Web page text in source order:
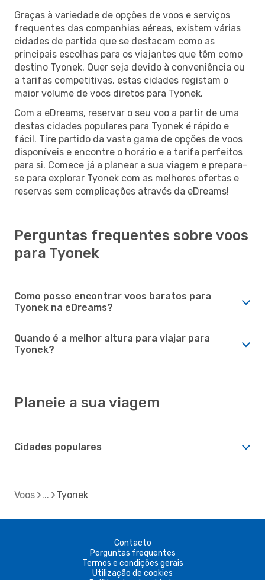
Graças à variedade de opções de voos e serviços
frequentes das companhias aéreas, existem várias
cidades de partida que se destacam como as
principais escolhas para os viajantes que têm como
destino Tyonek. Quer seja devido à conveniência ou
a tarifas competitivas, estas cidades registam o
maior volume de voos diretos para Tyonek.
Com a eDreams, reservar o seu voo a partir de uma
destas cidades populares para Tyonek é rápido e
fácil. Tire partido da vasta gama de opções de voos
disponíveis e encontre o horário e a tarifa perfeitos
para si. Comece já a planear a sua viagem e prepara-
se para explorar Tyonek com as melhores ofertas e
reservas sem complicações através da eDreams!
Perguntas frequentes sobre voos
para Tyonek
Como posso encontrar voos baratos para
Tyonek na eDreams?
Quando é a melhor altura para viajar para
Tyonek?
Planeie a sua viagem
Cidades populares
Voos Tyonek
Contacto
Perguntas frequentes
Termos e condições gerais
Utilização de cookies